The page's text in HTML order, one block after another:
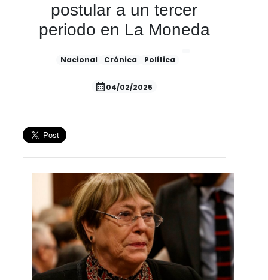
postular a un tercer
periodo en La Moneda
Nacional Crónica Política
04/02/2025